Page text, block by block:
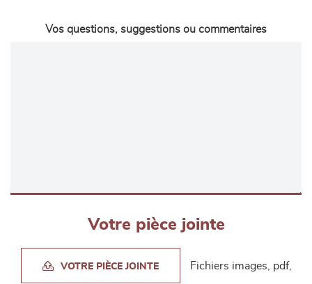
Vos questions, suggestions ou commentaires
Votre pièce jointe
VOTRE PIÈCE JOINTE Fichiers images, pdf,